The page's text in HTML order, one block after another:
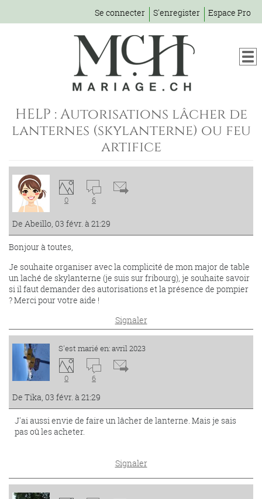
Se connecter S'enregister Espace Pro
HELP : Autorisations lâcher de
lanternes (skylanterne) ou feu
artifice
0 6
De Abeillo, 03 févr. à 21:29
Bonjour à toutes,
Je souhaite organiser avec la complicité de mon major de table
un laché de skylanterne (je suis sur fribourg), je souhaite savoir
si il faut demander des autorisations et la présence de pompier
? Merci pour votre aide !
Signaler
S'est marié en: avril 2023
0 6
De Tika, 03 févr. à 21:29
J'ai aussi envie de faire un lâcher de lanterne. Mais je sais
pas oû les acheter.
Signaler